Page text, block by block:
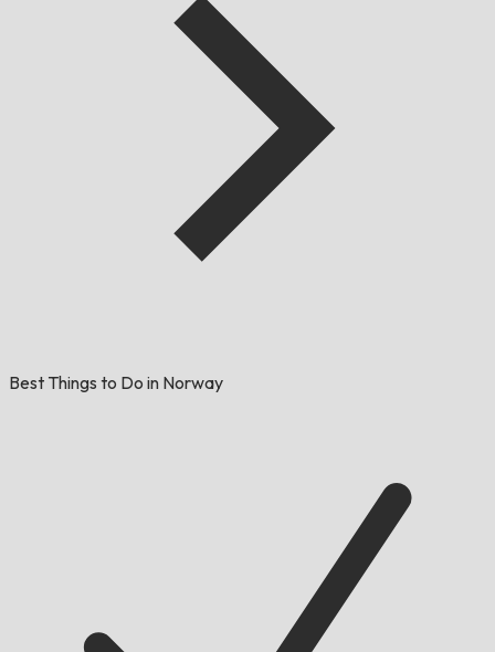
Best Things to Do in Norway